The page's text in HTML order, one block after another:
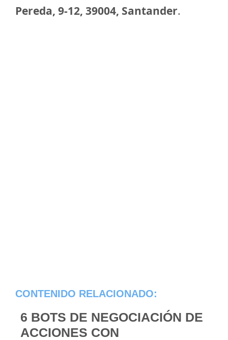
Pereda, 9-12, 39004, Santander.
CONTENIDO RELACIONADO:
6 BOTS DE NEGOCIACIÓN DE
ACCIONES CON